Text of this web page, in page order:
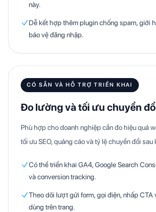
này.
Dễ kết hợp thêm plugin chống spam, giới
bảo vệ đăng nhập.
CÓ SẴN VÀ HỖ TRỢ TRIỂN KHAI
Đo lường và tối ưu chuyển
Phù hợp cho doanh nghiệp cần đo hiệu quả
tối ưu SEO, quảng cáo và tỷ lệ chuyển đổi sau
Có thể triển khai GA4, Google Search
và conversion tracking.
Theo dõi lượt gửi form, gọi điện, nhấp CTA
dùng trên trang.